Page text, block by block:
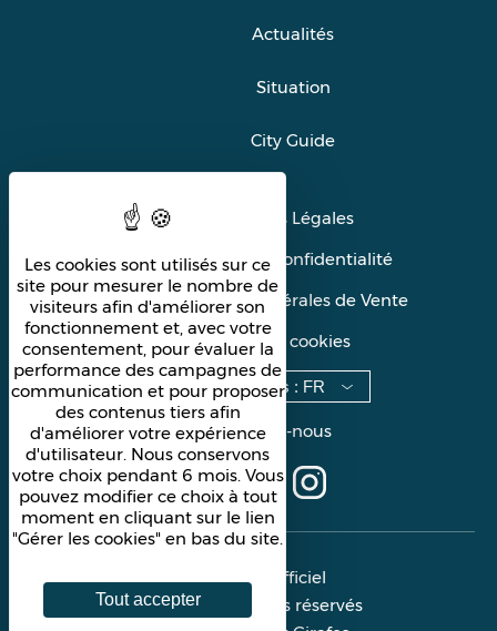
Actualités
Situation
City Guide
Mentions Légales
Politique de confidentialité
Conditions Générales de Vente
Gérer les cookies
Langues : FR
Suivez-nous
Site officiel
Tous droits réservés
Les cookies sont utilisés sur ce
site pour mesurer le nombre de
visiteurs afin d'améliorer son
fonctionnement et, avec votre
consentement, pour évaluer la
performance des campagnes de
communication et pour proposer
des contenus tiers afin
d'améliorer votre expérience
d'utilisateur. Nous conservons
votre choix pendant 6 mois. Vous
pouvez modifier ce choix à tout
moment en cliquant sur le lien
"Gérer les cookies" en bas du site.
Tout accepter